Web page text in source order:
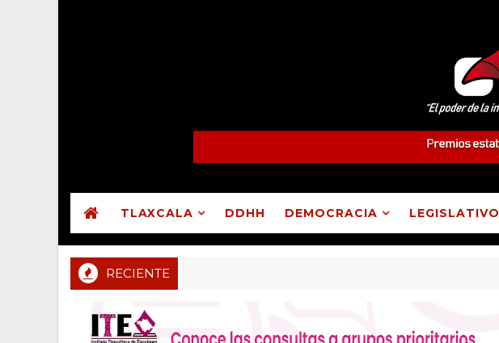
TLAXCALA DDHH DEMOCRACIA LEGISLATIVO
RECIENTE